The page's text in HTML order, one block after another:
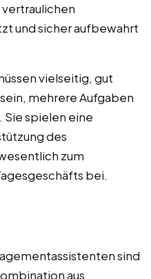
vertraulichen
und sicher aufbewahrt
vielseitig, gut
mehrere Aufgaben
spielen eine
des
zum
bei.
sind
aus